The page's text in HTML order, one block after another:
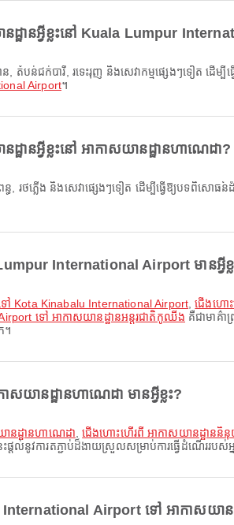
នដ្ឋានអ្វីខ្លះនៅ Kuala Lumpur
Airport។
ឋានអ្វីខ្លះនៅ អាកាសយានដ្ឋានហាណេដា?
International Airport មានអ្វីខ្
ៅ Kota Kinabalu International Airport ,ជើងហោ
ទៅ អាកាសយានដ្ឋានអន្តរជាតិកូឈីង គឺជាមាគ៌
។
យានដ្ឋានហាណេដា មានអ្វីខ្លះ?
ានដ្ឋានហាណេដា ,ជើងហោះហើរពី អាកាសយានដ្ឋាននិ
ល់នូវការតភ្ជាប់ដ៏ងាយស្រួលសម្រាប់ការធ្វើដំណើររបស់អ្
Airport ទៅ អាកាសយាន